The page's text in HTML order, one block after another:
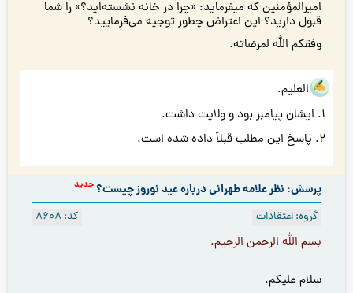
اميرالمؤمنين كه ميفرمايد: «چرا در خانه نشسته‌ايد؟» را شما
قبول داريد؟ این اعتراض چطور توجيه می‌فرمايید؟
وفقكم الله لمرضاته.
هو العلیم.
1. ایشان پیامبر بود و ولایت داشت.
2. پاسخ این مطلب قبلاً داده شده است.
پرسش: نظر علامه طهرانی درباره عید نوروز چیست؟جدید
کد: 8608 گروه: اعتقادات
بسم الله الرحمن الرحيم.
سلام عليكم.